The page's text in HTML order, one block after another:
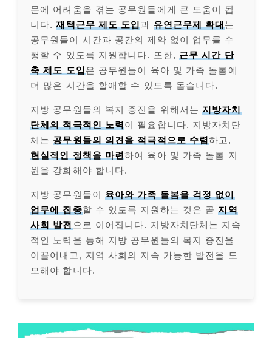
문에 어려움을 겪는 공무원들에게 큰 도움이 됩
니다.재택근무 제도 도입과 유연근무제 확대 는
공무원들이 시간과 공간의 제약 없이 업무를 수
행할 수 있도록 지원합니다. 또한, 근무 시간 단
축 제도 도입 은 공무원들이 육아 및 가족 돌봄에
더 많은 시간을 할애할 수 있도록 돕습니다.
지방 공무원들의 복지 증진을 위해서는지방자치
단체의 적극적인 노력 이 필요합니다. 지방자치단
체는 공무원들의 의견을 적극적으로 수렴하고,
현실적인 정책을 마련하여 육아 및 가족 돌봄 지
원을 강화해야 합니다.
지방 공무원들이 육아와 가족 돌봄을 걱정 없이
업무에 집중할 수 있도록 지원하는 것은 곧지역
사회 발전 으로 이어집니다. 지방자치단체는 지속
적인 노력을 통해 지방 공무원들의 복지 증진을
이끌어내고, 지역 사회의 지속 가능한 발전을 도
모해야 합니다.